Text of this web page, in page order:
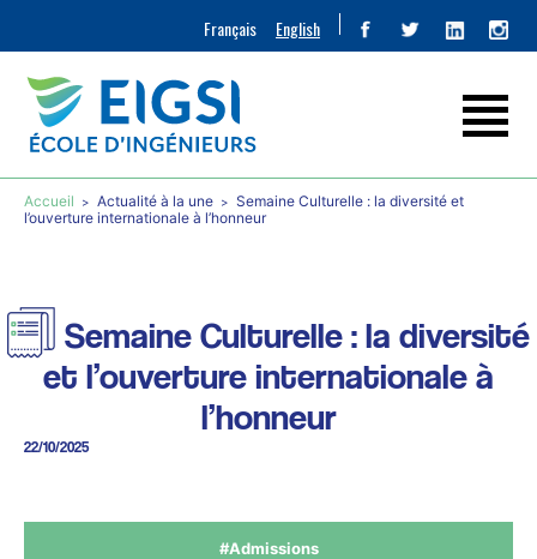
Français English
Accueil Actualité à la une
Semaine Culturelle : la diversité et
l’ouverture internationale à l’honneur
Semaine Culturelle : la diversité
et l’ouverture internationale à
l’honneur
22/10/2025
#Admissions